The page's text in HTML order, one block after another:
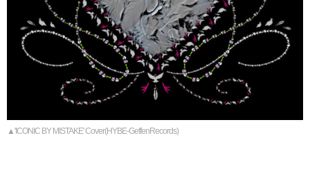
▲'ICONIC BY MISTAKE' Cover(HYBE-GeffenRecords)